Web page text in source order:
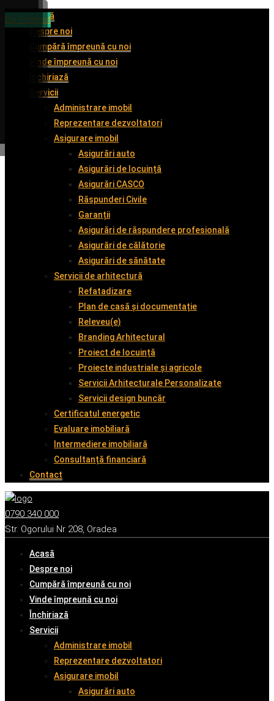
Acasă
Despre noi
Cumpără împreună cu noi
Vinde împreună cu noi
Închiriază
Servicii
Administrare imobil
Reprezentare dezvoltatori
Asigurare imobil
Asigurări auto
Asigurări de locuință
Asigurări CASCO
Răspunderi Civile
Garanții
Asigurări de răspundere profesională
Asigurări de călătorie
Asigurări de sănătate
Servicii de arhitectură
Refatadizare
Plan de casă și documentație
Releveu(e)
Branding Arhitectural
Proiect de locuință
Proiecte industriale și agricole
Servicii Arhitecturale Personalizate
Servicii design buncăr
Certificatul energetic
Evaluare imobiliară
Intermediere imobiliară
Consultanță financiară
Contact
0790 340 000
Str. Ogorului Nr 208, Oradea
Acasă
Despre noi
Cumpără împreună cu noi
Vinde împreună cu noi
Închiriază
Servicii
Administrare imobil
Reprezentare dezvoltatori
Asigurare imobil
Asigurări auto
De închiriat
De închiriat
De închiriat
De închiriat